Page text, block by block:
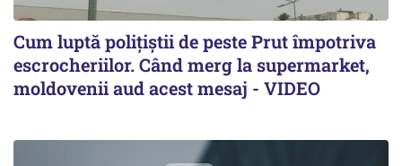
Cum luptă polițiștii de peste Prut împotriva
escrocheriilor. Când merg la supermarket,
moldovenii aud acest mesaj - VIDEO